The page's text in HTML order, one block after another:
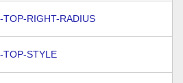
RIGHT-RADIUS
TOP-STYLE